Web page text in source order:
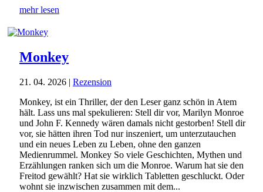
mehr lesen
Monkey
21. 04. 2026 | Rezension
Monkey, ist ein Thriller, der den Leser ganz schön in Atem
hält. Lass uns mal spekulieren: Stell dir vor, Marilyn Monroe
und John F. Kennedy wären damals nicht gestorben! Stell dir
vor, sie hätten ihren Tod nur inszeniert, um unterzutauchen
und ein neues Leben zu Leben, ohne den ganzen
Medienrummel. Monkey So viele Geschichten, Mythen und
Erzählungen ranken sich um die Monroe. Warum hat sie den
Freitod gewählt? Hat sie wirklich Tabletten geschluckt. Oder
wohnt sie inzwischen zusammen mit dem...